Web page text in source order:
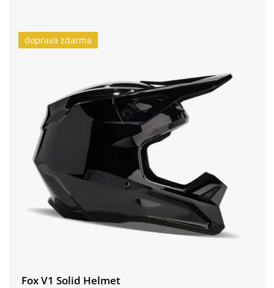
doprava zdarma
Fox V1 Solid Helmet